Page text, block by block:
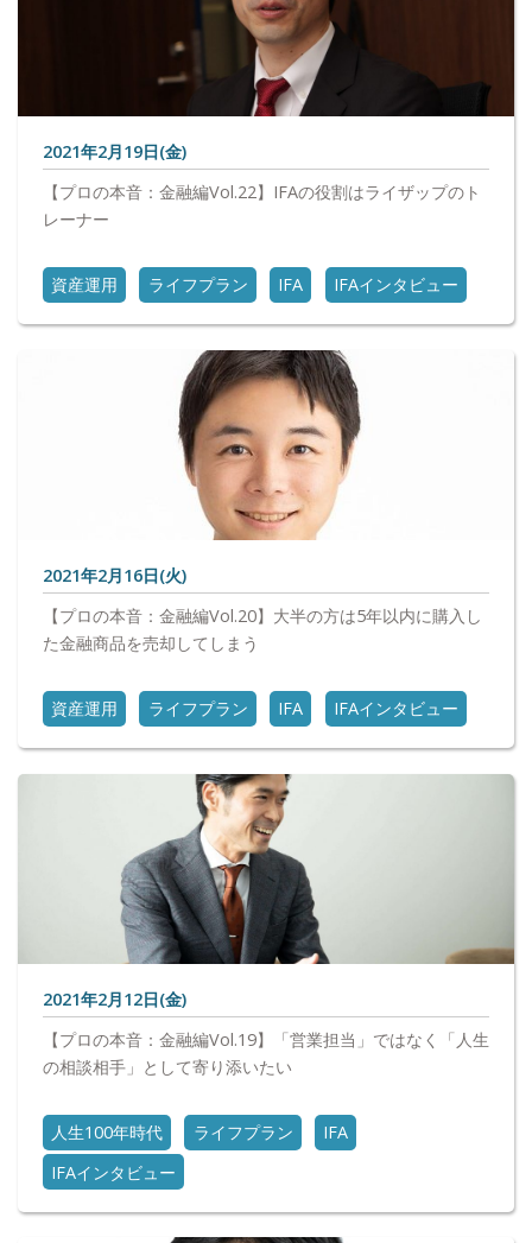
2021年2月19日(金)
【プロの本音：金融編Vol.22】IFAの役割はライザップのト
レーナー
資産運用 ライフプラン IFA IFAインタビュー
2021年2月16日(火)
【プロの本音：金融編Vol.20】大半の方は5年以内に購入し
た金融商品を売却してしまう
資産運用 ライフプラン IFA IFAインタビュー
2021年2月12日(金)
【プロの本音：金融編Vol.19】「営業担当」ではなく「人生
の相談相手」として寄り添いたい
人生100年時代 ライフプラン
IFA
IFAインタビュー